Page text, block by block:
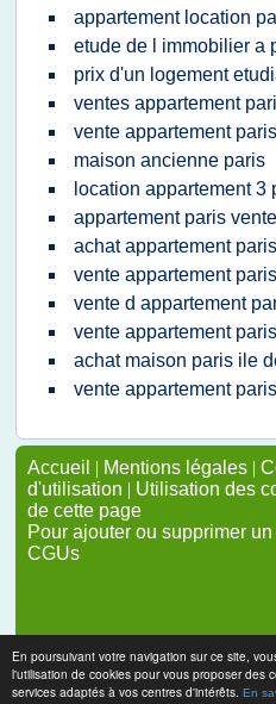
En poursuivant votre navigation sur ce site,
l'utilisation de cookies pour vous proposer des
services adaptés à vos centres d'intérêts. En
appartement location
etude de l immobilier a
prix d'un logement
ventes appartement
vente appartement
maison ancienne paris
location appartement 3
appartement paris
achat appartement
vente appartement
vente d appartement
vente appartement
achat maison paris ile
vente appartement
Accueil | Mentions légales |
d'utilisation | Utilisation des
de cette page
Pour ajouter ou supprimer
CGUs